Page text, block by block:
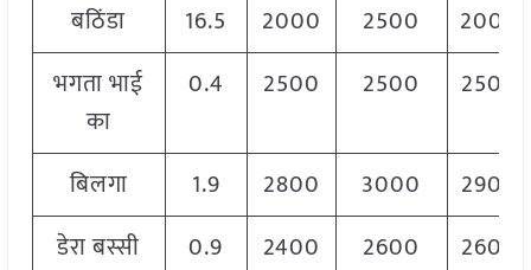
बठिंडा
16.5 2000 2500
2000
भगता भाई
का
0.4 2500 2500 2500
बिलगा 1.9 2800 3000
2900
डेरा बस्सी
0.9 2400 2600
2600